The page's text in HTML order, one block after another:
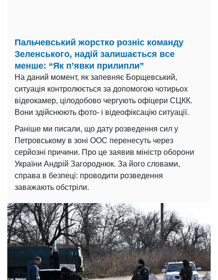
Пальчевський жорстко розніс команду
Зеленського, надій залишається все
менше: “Як п’явки прилипли”
На даний момент, як запевняє Борщевський,
ситуація контролюється за допомогою чотирьох
відеокамер, цілодобово чергують офіцери СЦКК.
Вони здійснюють фото- і відеофіксацію ситуації.
Раніше ми писали, що дату розведення сил у
Петровському в зоні ООС перенесуть через
серйозні причини. Про це заявив міністр оборони
України Андрій Загороднюк. За його словами,
справа в безпеці: проводити розведення
заважають обстріли.